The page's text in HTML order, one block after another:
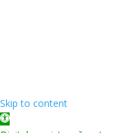
Skip to content
Open toolbar